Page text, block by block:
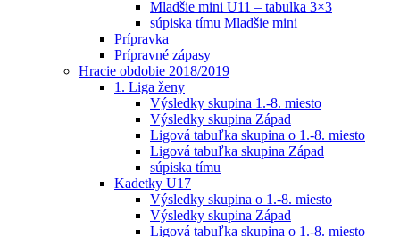
Mladšie mini U11 – tabulka 3×3
súpiska tímu Mladšie mini
Prípravka
Prípravné zápasy
Hracie obdobie 2018/2019
1. Liga ženy
Výsledky skupina 1.-8. miesto
Výsledky skupina Západ
Ligová tabuľka skupina o 1.-8. miesto
Ligová tabuľka skupina Západ
súpiska tímu
Kadetky U17
Výsledky skupina o 1.-8. miesto
Výsledky skupina Západ
Ligová tabuľka skupina o 1.-8. miesto